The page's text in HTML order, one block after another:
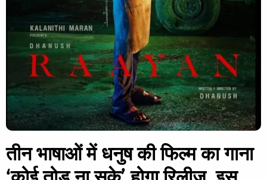
तीन भाषाओं में धनुष की फिल्म का गाना